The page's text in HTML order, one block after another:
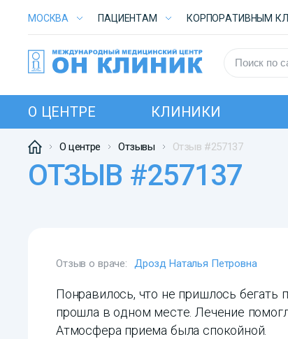
МОСКВА ПАЦИЕНТАМ КОРПОРАТИВНЫМ
О ЦЕНТРЕ КЛИНИКИ
О центре Отзывы Отзыв #257137
ОТЗЫВ #257137
Отзыв о враче: Дрозд Наталья Петровна
Понравилось, что не пришлось бегать
прошла в одном месте. Лечение
Атмосфера приема была спокойной.